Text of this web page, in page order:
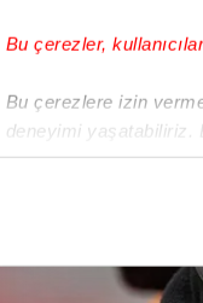
Bu çerezler,
Bu çerezlere izin
deneyimi yaşatabiliriz.
içerikleri sunabilmek